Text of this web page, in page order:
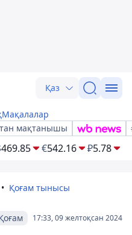
Қаз
Мақалалар
мақтанышы
469.85 €542.16 ₽5.78
Қоғам тынысы
17:33, 09 желтоқсан 2024